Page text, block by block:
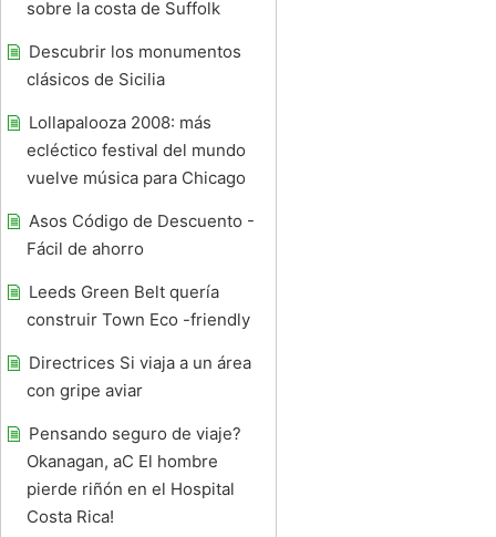
sobre la costa de Suffolk
Descubrir los monumentos
clásicos de Sicilia
Lollapalooza 2008: más
ecléctico festival del mundo
vuelve música para Chicago
Asos Código de Descuento -
Fácil de ahorro
Leeds Green Belt quería
construir Town Eco -friendly
Directrices Si viaja a un área
con gripe aviar
Pensando seguro de viaje?
Okanagan, aC El hombre
pierde riñón en el Hospital
Costa Rica!